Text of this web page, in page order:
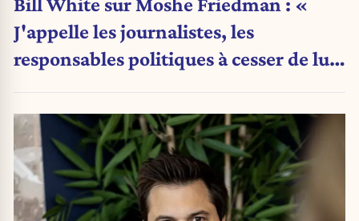
J'appelle les journalistes, les
responsables politiques à cesser de lui